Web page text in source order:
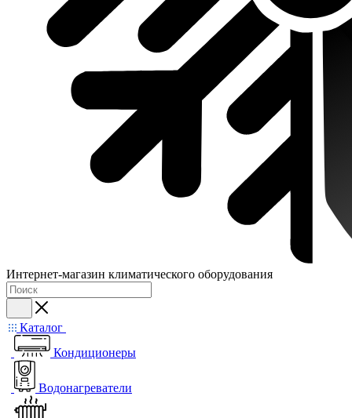
Интернет-магазин климатического оборудования
Каталог
Кондиционеры
Водонагреватели